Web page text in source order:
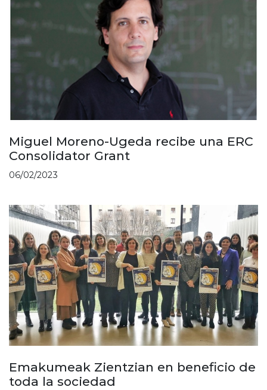
Miguel Moreno-Ugeda recibe una ERC
Consolidator Grant
06/02/2023
Emakumeak Zientzian en beneficio de
toda la sociedad